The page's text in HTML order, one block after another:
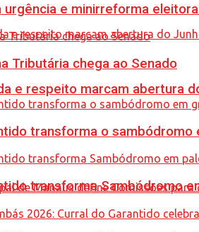
e respeito marcam abertura
urgência e minirreforma
Tributária chega ao Senado
transforma o
transforma Sambódromo